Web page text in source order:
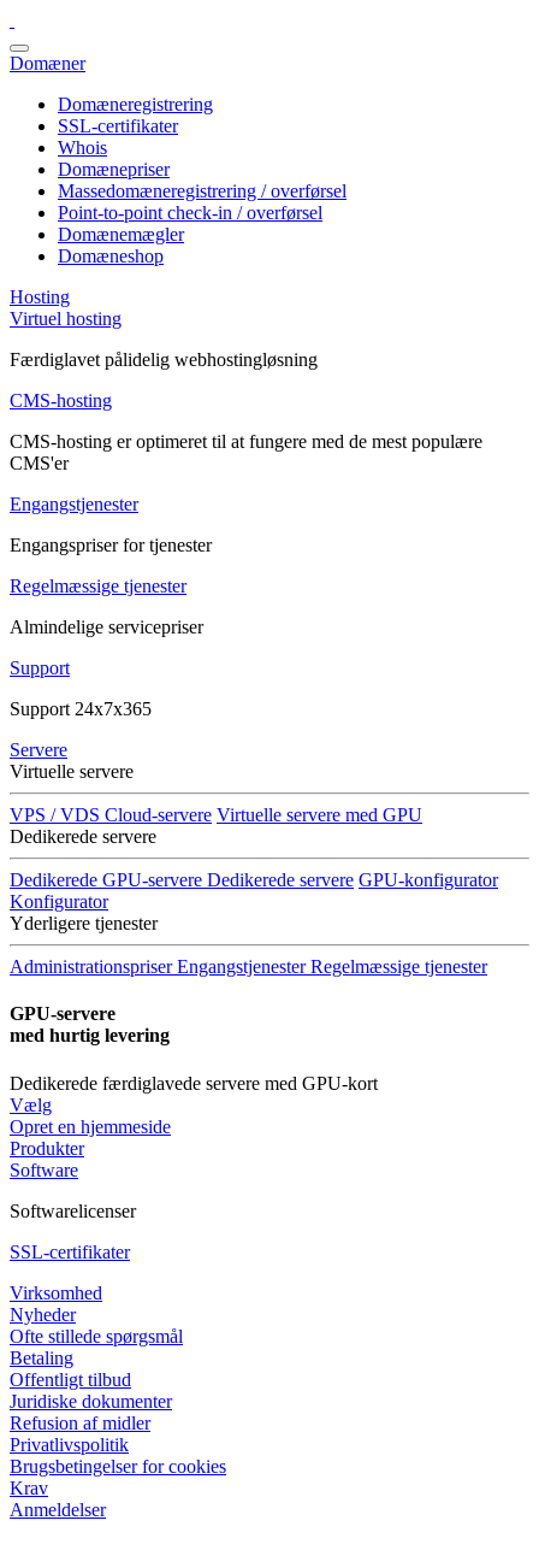
Domæner
Domæneregistrering
SSL-certifikater
Whois
Domænepriser
Massedomæneregistrering / overførsel
Point-to-point check-in / overførsel
Domænemægler
Domæneshop
Hosting
Virtuel hosting
Færdiglavet pålidelig webhostingløsning
CMS-hosting
CMS-hosting er optimeret til at fungere med de mest populære
CMS'er
Engangstjenester
Engangspriser for tjenester
Regelmæssige tjenester
Almindelige servicepriser
Support
Support 24x7x365
Servere
Virtuelle servere
VPS / VDS Cloud-servere Virtuelle servere med GPU
Dedikerede servere
Dedikerede GPU-servere Dedikerede servere GPU-konfigurator
Konfigurator
Yderligere tjenester
Administrationspriser Engangstjenester Regelmæssige tjenester
GPU-servere
med hurtig levering
Dedikerede færdiglavede servere med GPU-kort
Vælg
Opret en hjemmeside
Produkter
Software
Softwarelicenser
SSL-certifikater
Virksomhed
Nyheder
Ofte stillede spørgsmål
Betaling
Offentligt tilbud
Juridiske dokumenter
Refusion af midler
Privatlivspolitik
Brugsbetingelser for cookies
Krav
Anmeldelser